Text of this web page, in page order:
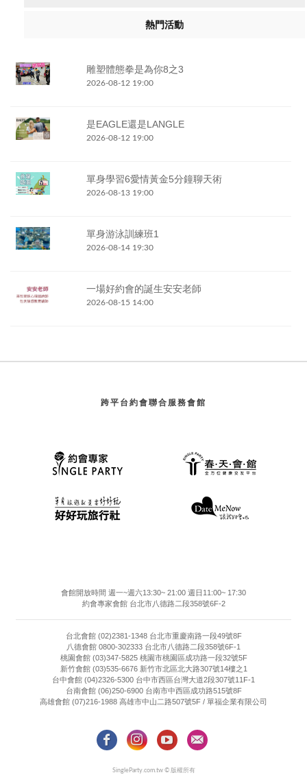
熱門活動
雕塑體態拳是為你8之3
2026-08-12 19:00
是EAGLE還是LANGLE
2026-08-12 19:00
單身學習6愛情黃金5分鐘聊天術
2026-08-13 19:00
單身游泳訓練班1
2026-08-14 19:30
一場好約會的誕生安安老師
2026-08-15 14:00
跨平台約會聯合服務會館
會館開放時間 週一~週六13:30~ 21:00 週日11:00~ 17:30
約會專家會館 台北市八德路二段358號6F-2
台北會館 (02)2381-1348 台北市重慶南路一段49號8F
八德會館 0800-302333 台北市八德路二段358號6F-1
桃園會館 (03)347-5825 桃園市桃園區成功路一段32號5F
新竹會館 (03)535-6676 新竹市北區北大路307號14樓之1
台中會館 (04)2326-5300 台中市西區台灣大道2段307號11F-1
台南會館 (06)250-6900 台南市中西區成功路515號8F
高雄會館 (07)216-1988 高雄市中山二路507號5F / 單福企業有限公司
SingleParty.com.tw © 版權所有